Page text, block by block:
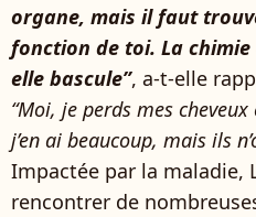
organe, mais il faut
fonction de toi. La chimie
elle bascule”, a-t-elle
“Moi, je perds mes
j’en ai beaucoup, mais ils
Impactée par la maladie,
rencontrer de